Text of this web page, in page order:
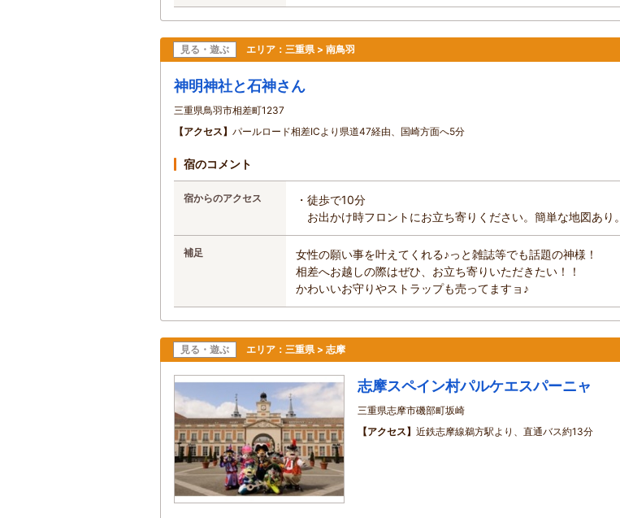
見る・遊ぶ エリア： 三重県 > 南鳥羽
神明神社と石神さん
三重県鳥羽市相差町1237
【アクセス】 パールロード相差ICより県道47経由、国崎方面へ5分
宿のコメント
宿からのアクセス
・徒歩で10分
お出かけ時フロントにお立ち寄りください。簡単な地図あり。
補足
女性の願い事を叶えてくれる♪っと雑誌等でも話題の神様！
相差へお越しの際はぜひ、お立ち寄りいただきたい！！
かわいいお守りやストラップも売ってますョ♪
見る・遊ぶ エリア： 三重県 > 志摩
志摩スペイン村パルケエスパーニャ
三重県志摩市磯部町坂崎
【アクセス】 近鉄志摩線鵜方駅より、直通バス約13分